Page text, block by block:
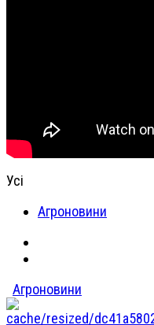
Усі
Агроновини
Агроновини